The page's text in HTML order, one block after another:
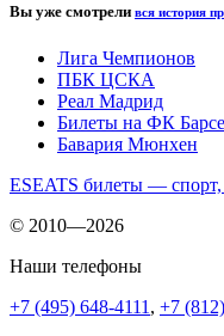
Вы уже смотрели вся история
Лига Чемпионов
ПБК ЦСКА
Реал Мадрид
Билеты на ФК
Бавария Мюнхен
ESEATS билеты —
© 2010—2026
Наши телефоны
+7 (495) 648-4111 , +7